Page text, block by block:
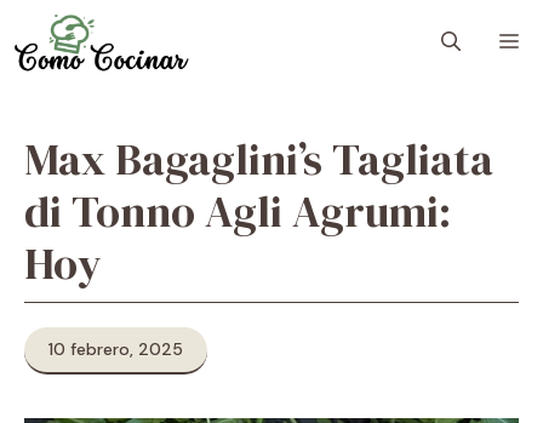
to
content
Max Bagaglini’s Tagliata
di Tonno Agli Agrumi:
Hoy
10 febrero, 2025